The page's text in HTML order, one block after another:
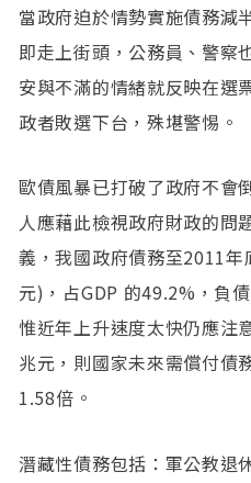
當政府迫於情勢實施債務減
即走上街頭，公務員、警察
安與不滿的情緒就反映在選
政者敗選下台，殊堪警惕。
歐債風暴已打破了政府不會
人應藉此檢視政府財政的問
義，我國政府債務至2011
元)，占GDP 的49.2%，負
惟近年上升速度太快仍應注
兆元，則國家未來需償付債
1.58倍。
潛藏性債務包括：軍公教退